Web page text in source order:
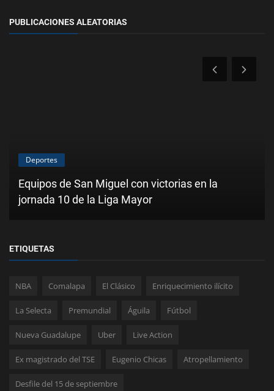
PUBLICACIONES ALEATORIAS
Deportes
Equipos de San Miguel con victorias en la
jornada 10 de la Liga Mayor
ETIQUETAS
NBA Comalapa El Clásico Enriquecimiento ilícito
La Selecta Premundial Águila Fútbol
Nueva Guadalupe Uber Live Action
Ex magistrado del TSE Eugenio Chicas Atropellamiento
Desfile del 15 de septiembre